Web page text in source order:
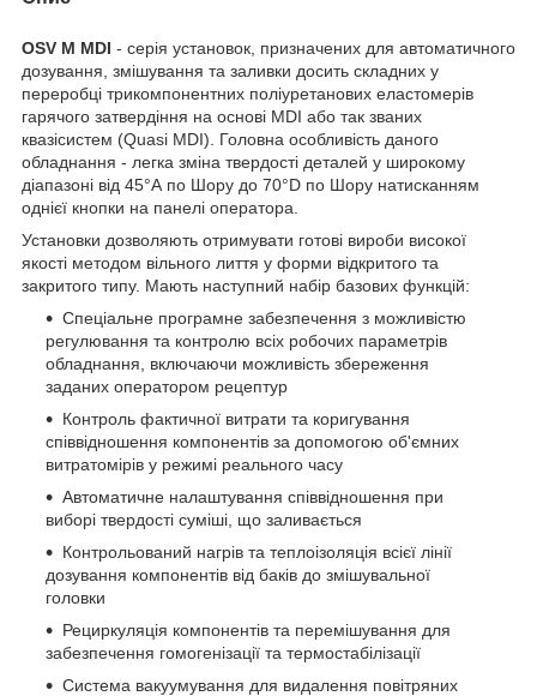
OSV М MDI - серія установок, призначених для автоматичного
дозування, змішування та заливки досить складних у
переробці трикомпонентних поліуретанових еластомерів
гарячого затвердіння на основі MDI або так званих
квазісистем (Quasi MDI). Головна особливість даного
обладнання - легка зміна твердості деталей у широкому
діапазоні від 45°А по Шору до 70°D по Шору натисканням
однієї кнопки на панелі оператора.
Установки дозволяють отримувати готові вироби високої
якості методом вільного лиття у форми відкритого та
закритого типу. Мають наступний набір базових функцій:
Спеціальне програмне забезпечення з можливістю
регулювання та контролю всіх робочих параметрів
обладнання, включаючи можливість збереження
заданих оператором рецептур
Контроль фактичної витрати та коригування
співвідношення компонентів за допомогою об'ємних
витратомірів у режимі реального часу
Автоматичне налаштування співвідношення при
виборі твердості суміші, що заливається
Контрольований нагрів та теплоізоляція всієї лінії
дозування компонентів від баків до змішувальної
головки
Рециркуляція компонентів та перемішування для
забезпечення гомогенізації та термостабілізації
Система вакуумування для видалення повітряних